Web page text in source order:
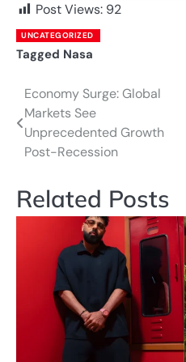
Post Views: 92
UNCATEGORIZED
Tagged Nasa
Post
navigation
Economy Surge: Global
Markets See
Unprecedented Growth
Post-Recession
Related Posts